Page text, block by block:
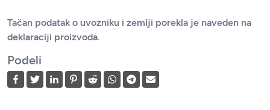
Tačan podatak o uvozniku i zemlji porekla je naveden na
deklaraciji proizvoda.
Podeli